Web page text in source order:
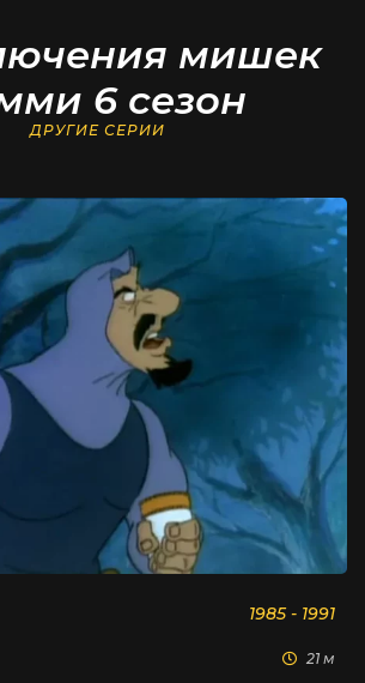
мишек
6 сезон
ДРУГИЕ СЕРИИ
1985 - 1991
21 м